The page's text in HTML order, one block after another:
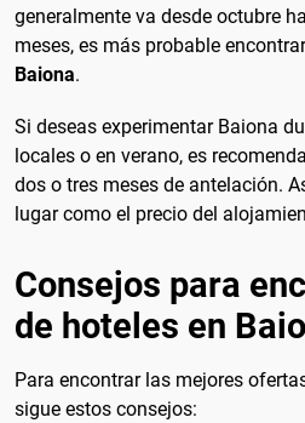
generalmente va desde octubre
meses, es más probable
Baiona.
Si deseas experimentar Baiona
locales o en verano, es
dos o tres meses de antelación.
lugar como el precio del
Consejos para
de hoteles en
Para encontrar las mejores
sigue estos consejos: